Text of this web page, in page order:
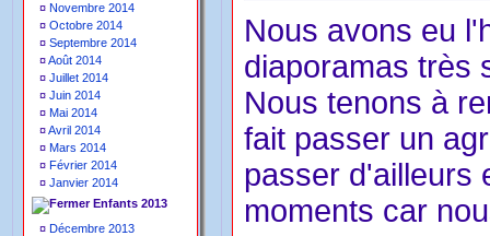
¤ Novembre 2014
¤ Octobre 2014
¤ Septembre 2014
¤Août 2014
¤ Juillet 2014
¤ Juin 2014
¤ Mai 2014
¤Avril 2014
¤ Mars 2014
¤ Février 2014
¤ Janvier 2014
Enfants 2013
¤ Décembre 2013
Nous avons eu
diaporamas très
Nous tenons à
fait passer un
passer d'ailleurs
moments car